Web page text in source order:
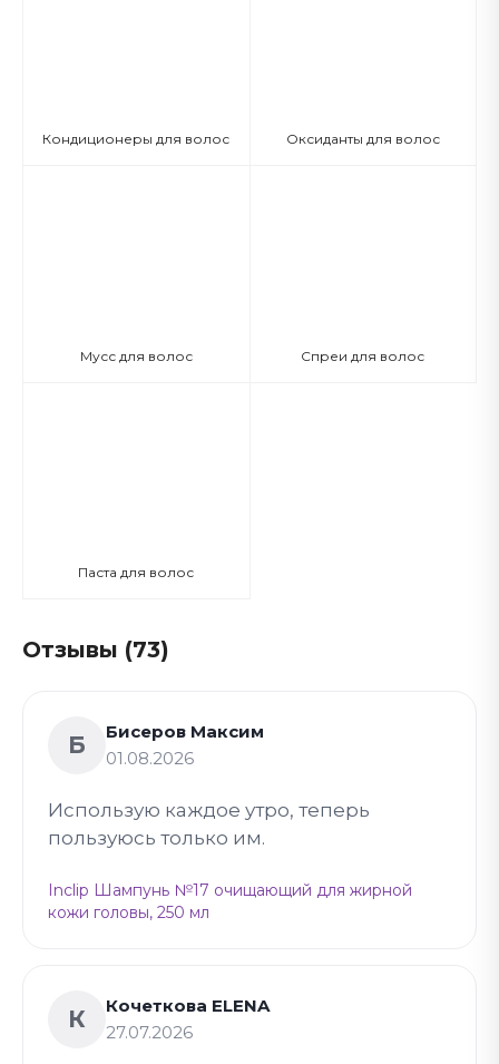
Кондиционеры для волос Оксиданты для волос
Мусс для волос Спреи для волос
Паста для волос
Отзывы (73)
Б
Бисеров Максим
01.08.2026
Использую каждое утро, теперь
пользуюсь только им.
Inclip Шампунь №17 очищающий для жирной
кожи головы, 250 мл
К
Кочеткова ELENA
27.07.2026